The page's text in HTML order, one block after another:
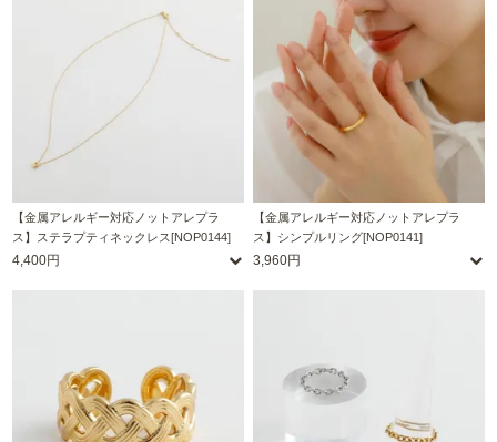
【金属アレルギー対応ノットアレプラ
ス】ステラプティネックレス[NOP0144]
4,400円
【金属アレルギー対応ノットアレプラ
ス】シンプルリング[NOP0141]
3,960円